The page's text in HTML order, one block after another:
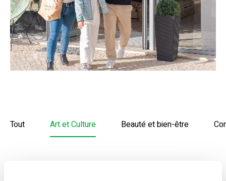
Tout Art et Culture Beauté et bien-être